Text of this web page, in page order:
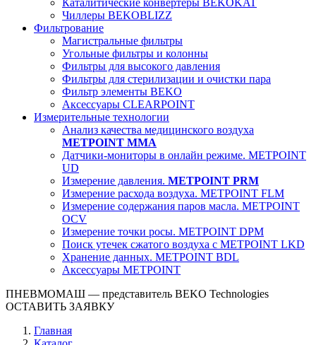
Каталитические конвертеры BEKOKAT
Чиллеры BEKOBLIZZ
Фильтрование
Магистральные фильтры
Угольные фильтры и колонны
Фильтры для высокого давления
Фильтры для стерилизации и очистки пара
Фильтр элементы BEKO
Аксессуары CLEARPOINT
Измерительные технологии
Анализ качества медицинского воздуха
METPOINT MMA
Датчики-мониторы в онлайн режиме. METPOINT
UD
Измерение давления. METPOINT PRM
Измерение расхода воздуха. METPOINT FLM
Измерение содержания паров масла. METPOINT
OCV
Измерение точки росы. METPOINT DPM
Поиск утечек сжатого воздуха с METPOINT LKD
Хранение данных. METPOINT BDL
Аксессуары METPOINT
ПНЕВМОМАШ — представитель BEKO Technologies
ОСТАВИТЬ ЗАЯВКУ
Главная